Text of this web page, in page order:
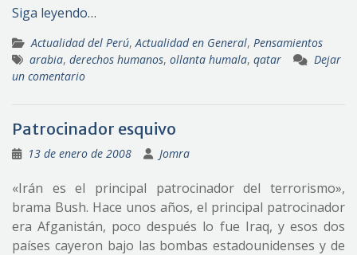
Siga leyendo…
Actualidad del Perú,Actualidad en General, Pensamientos
arabia, derechos humanos, ollanta humala, qatar
Dejar
un comentario
Patrocinador esquivo
13 de enero de 2008 Jomra
«Irán es el principal patrocinador del terrorismo»,
brama Bush. Hace unos años, el principal patrocinador
era Afganistán, poco después lo fue Iraq, y esos dos
países cayeron bajo las bombas estadounidenses y de